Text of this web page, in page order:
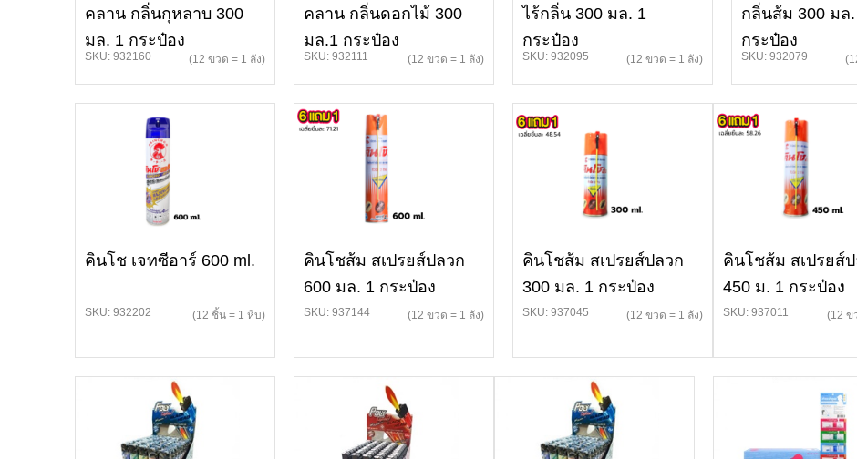
คลาน กลิ่นกุหลาบ 300
มล. 1 กระป๋อง
SKU: 932160 (12 ขวด = 1 ลัง)
คลาน กลิ่นดอกไม้ 300
มล.1 กระป๋อง
SKU: 932111 (12 ขวด = 1 ลัง)
ไร้กลิ่น 300 มล. 1
กระป๋อง
SKU: 932095 (12 ขวด = 1 ลัง)
กลิ่นส้ม 300 มล
กระป๋อง
SKU: 932079
คินโช เจทซีอาร์ 600 ml.
SKU: 932202 (12 ชิ้น = 1 หีบ)
คินโชส้ม สเปรยส์ปลวก
600 มล. 1 กระป๋อง
SKU: 937144 (12 ขวด = 1 ลัง)
คินโชส้ม สเปรยส์ปลวก
300 มล. 1 กระป๋อง
SKU: 937045 (12 ขวด = 1 ลัง)
คินโชส้ม สเปรยส์
450 ม. 1 กระป๋อง
SKU: 937011 (12 ข